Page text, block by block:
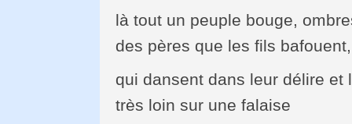
là tout un peuple bouge,
des pères que les fils
qui dansent dans leur délire et
très loin sur une falaise